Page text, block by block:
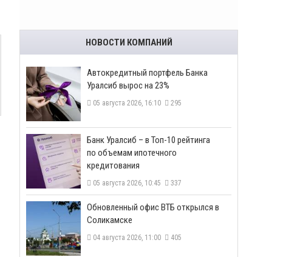
НОВОСТИ КОМПАНИЙ
​Автокредитный портфель Банка
Уралсиб вырос на 23%
05 августа 2026, 16:10 295
​Банк Уралсиб – в Топ-10 рейтинга
по объемам ипотечного
кредитования
05 августа 2026, 10:45 337
​Обновленный офис ВТБ открылся в
Соликамске
04 августа 2026, 11:00 405